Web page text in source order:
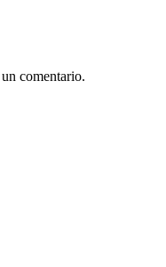
comentario.